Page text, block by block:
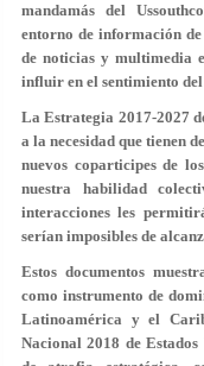
mandamás del
entorno de información
de noticias y multimedia
influir en el sentimiento
La Estrategia 2017-2027
a la necesidad que tienen
nuevos coparticipes de
nuestra habilidad
interacciones les
serían imposibles de
Estos documentos
como instrumento de
Latinoamérica y el
Nacional 2018 de